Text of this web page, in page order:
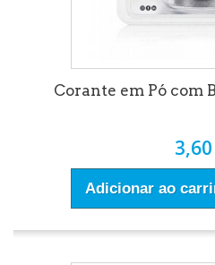
Corante em Pó com
Adicionar ao